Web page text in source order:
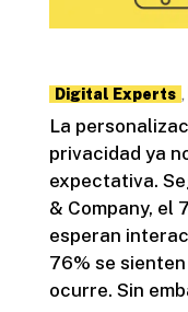
Digital Experts ,
La
privacidad ya
expectativa.
& Company, el
esperan
76% se
ocurre. Sin